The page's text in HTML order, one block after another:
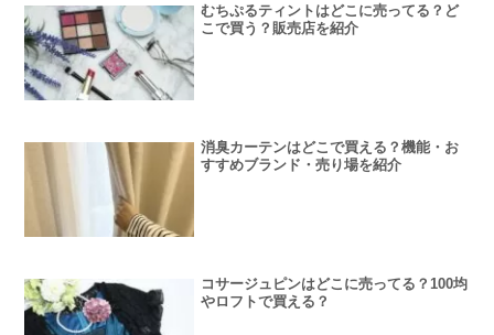
むちぷるティントはどこに売ってる？ど
こで買う？販売店を紹介
消臭カーテンはどこで買える？機能・お
すすめブランド・売り場を紹介
コサージュピンはどこに売ってる？100均
やロフトで買える？